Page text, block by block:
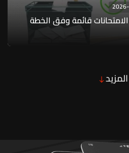
الامتحانات قائمة وفق الخطة
المزيد